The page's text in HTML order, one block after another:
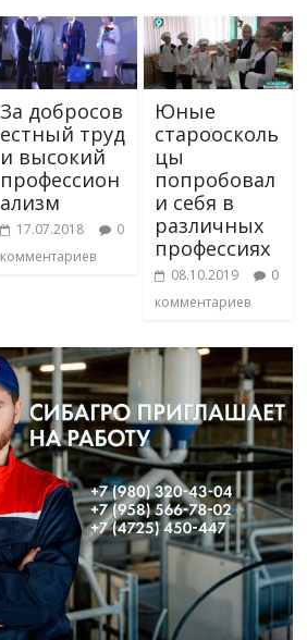
За добросов
естный труд
и высокий
профессион
ализм
17.07.2018
0
комментариев
Юные
староосколь
цы
попробовал
и себя в
различных
профессиях
08.10.2019
0
комментариев